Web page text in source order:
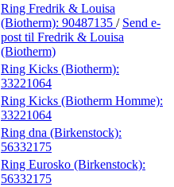
Ring Fredrik & Louisa
(Biotherm): 90487135 / Send e-
post til Fredrik & Louisa
(Biotherm)
Ring Kicks (Biotherm):
33221064
Ring Kicks (Biotherm Homme):
33221064
Ring dna (Birkenstock):
56332175
Ring Eurosko (Birkenstock):
56332175